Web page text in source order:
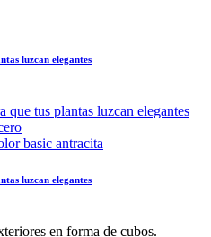
luzcan elegantes
luzcan elegantes
en forma de cubos.